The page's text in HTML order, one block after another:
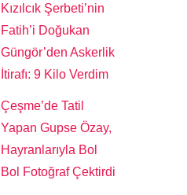
Kızılcık Şerbeti’nin
Fatih’i Doğukan
Güngör’den Askerlik
İtirafı: 9 Kilo Verdim
Çeşme’de Tatil
Yapan Gupse Özay,
Hayranlarıyla Bol
Bol Fotoğraf Çektirdi